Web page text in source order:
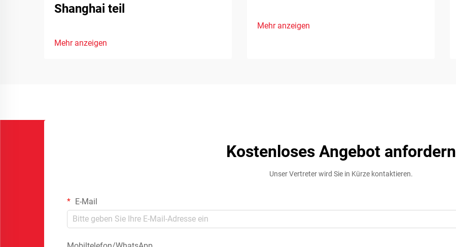
Shanghai teil
Mehr anzeigen
Mehr anzeigen
Kostenloses Angebot anfordern
Unser Vertreter wird Sie in Kürze kontaktieren.
E-Mail